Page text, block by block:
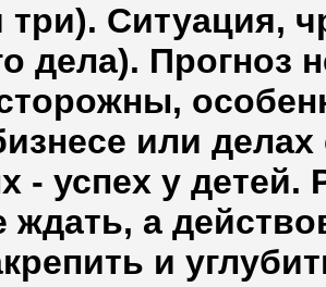
три). Ситуация,
дела). Прогноз
или
- успех у детей.
ждать, а
и